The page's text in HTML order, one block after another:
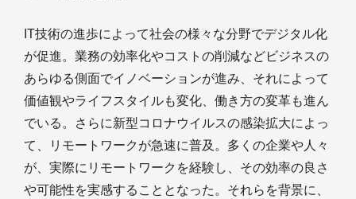
IT技術の進歩によって社会の様々な分野でデジタル化
が促進。業務の効率化やコストの削減などビジネスの
あらゆる側面でイノベーションが進み、それによって
価値観やライフスタイルも変化、働き方の変革も進ん
でいる。さらに新型コロナウイルスの感染拡大によっ
て、リモートワークが急速に普及。多くの企業や人々
が、実際にリモートワークを経験し、その効率の良さ
や可能性を実感することとなった。それらを背景に、